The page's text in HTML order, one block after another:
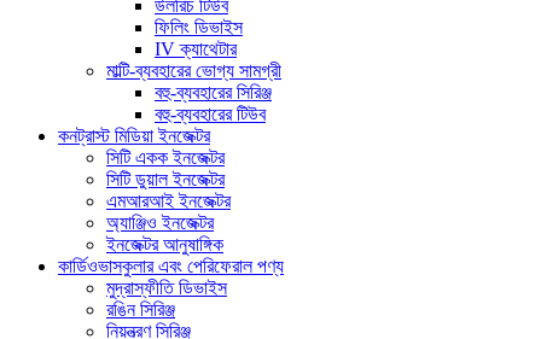
উলরিচ টিউব
ফিলিং ডিভাইস
IV ক্যাথেটার
মাল্টি-ব্যবহারের ভোগ্য সামগ্রী
বহু-ব্যবহারের সিরিঞ্জ
বহু-ব্যবহারের টিউব
কনট্রাস্ট মিডিয়া ইনজেক্টর
সিটি একক ইনজেক্টর
সিটি ডুয়াল ইনজেক্টর
এমআরআই ইনজেক্টর
অ্যাঞ্জিও ইনজেক্টর
ইনজেক্টর আনুষাঙ্গিক
কার্ডিওভাসকুলার এবং পেরিফেরাল পণ্য
মুদ্রাস্ফীতি ডিভাইস
রঙিন সিরিঞ্জ
নিয়ন্ত্রণ সিরিঞ্জ